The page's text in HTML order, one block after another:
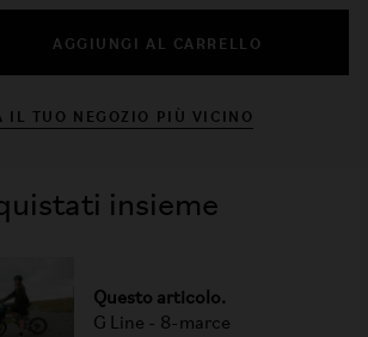
AGGIUNGI AL CARRELLO
IL TUO NEGOZIO PIÙ VICINO
insieme
Questo articolo.
G Line - 8-marce